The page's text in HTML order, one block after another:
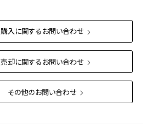
購入に関するお問い合わせ
売却に関するお問い合わせ
その他のお問い合わせ